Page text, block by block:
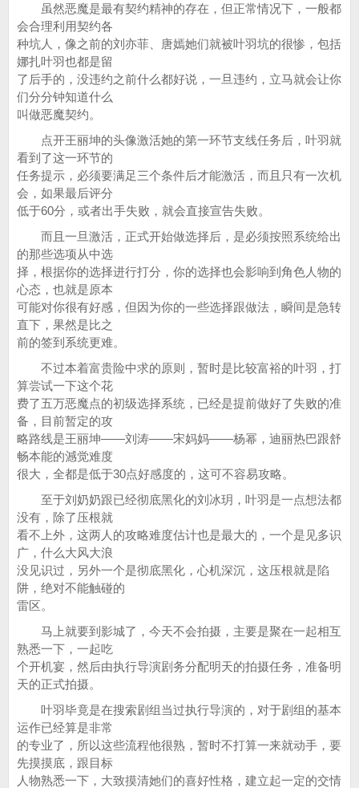
虽然恶魔是最有契约精神的存在，但正常情况下，一般都
会合理利用契约各
种坑人，像之前的刘亦菲、唐嫣她们就被叶羽坑的很惨，包括
娜扎叶羽也都是留
了后手的，没违约之前什么都好说，一旦违约，立马就会让你
们分分钟知道什么
叫做恶魔契约。
点开王丽坤的头像激活她的第一环节支线任务后，叶羽就
看到了这一环节的
任务提示，必须要满足三个条件后才能激活，而且只有一次机
会，如果最后评分
低于60分，或者出手失败，就会直接宣告失败。
而且一旦激活，正式开始做选择后，是必须按照系统给出
的那些选项从中选
择，根据你的选择进行打分，你的选择也会影响到角色人物的
心态，也就是原本
可能对你很有好感，但因为你的一些选择跟做法，瞬间是急转
直下，果然是比之
前的签到系统更难。
不过本着富贵险中求的原则，暂时是比较富裕的叶羽，打
算尝试一下这个花
费了五万恶魔点的初级选择系统，已经是提前做好了失败的准
备，目前暂定的攻
略路线是王丽坤——刘涛——宋妈妈——杨幂，迪丽热巴跟舒
畅本能的澸觉难度
很大，全都是低于30点好感度的，这可不容易攻略。
至于刘奶奶跟已经彻底黑化的刘冰玥，叶羽是一点想法都
没有，除了压根就
看不上外，这两人的攻略难度估计也是最大的，一个是见多识
广，什么大风大浪
没见识过，另外一个是彻底黑化，心机深沉，这压根就是陷
阱，绝对不能触碰的
雷区。
马上就要到影城了，今天不会拍摄，主要是聚在一起相互
熟悉一下，一起吃
个开机宴，然后由执行导演剧务分配明天的拍摄任务，准备明
天的正式拍摄。
叶羽毕竟是在搜索剧组当过执行导演的，对于剧组的基本
运作已经算是非常
的专业了，所以这些流程他很熟，暂时不打算一来就动手，要
先摸摸底，跟目标
人物熟悉一下，大致摸清她们的喜好性格，建立起一定的交情